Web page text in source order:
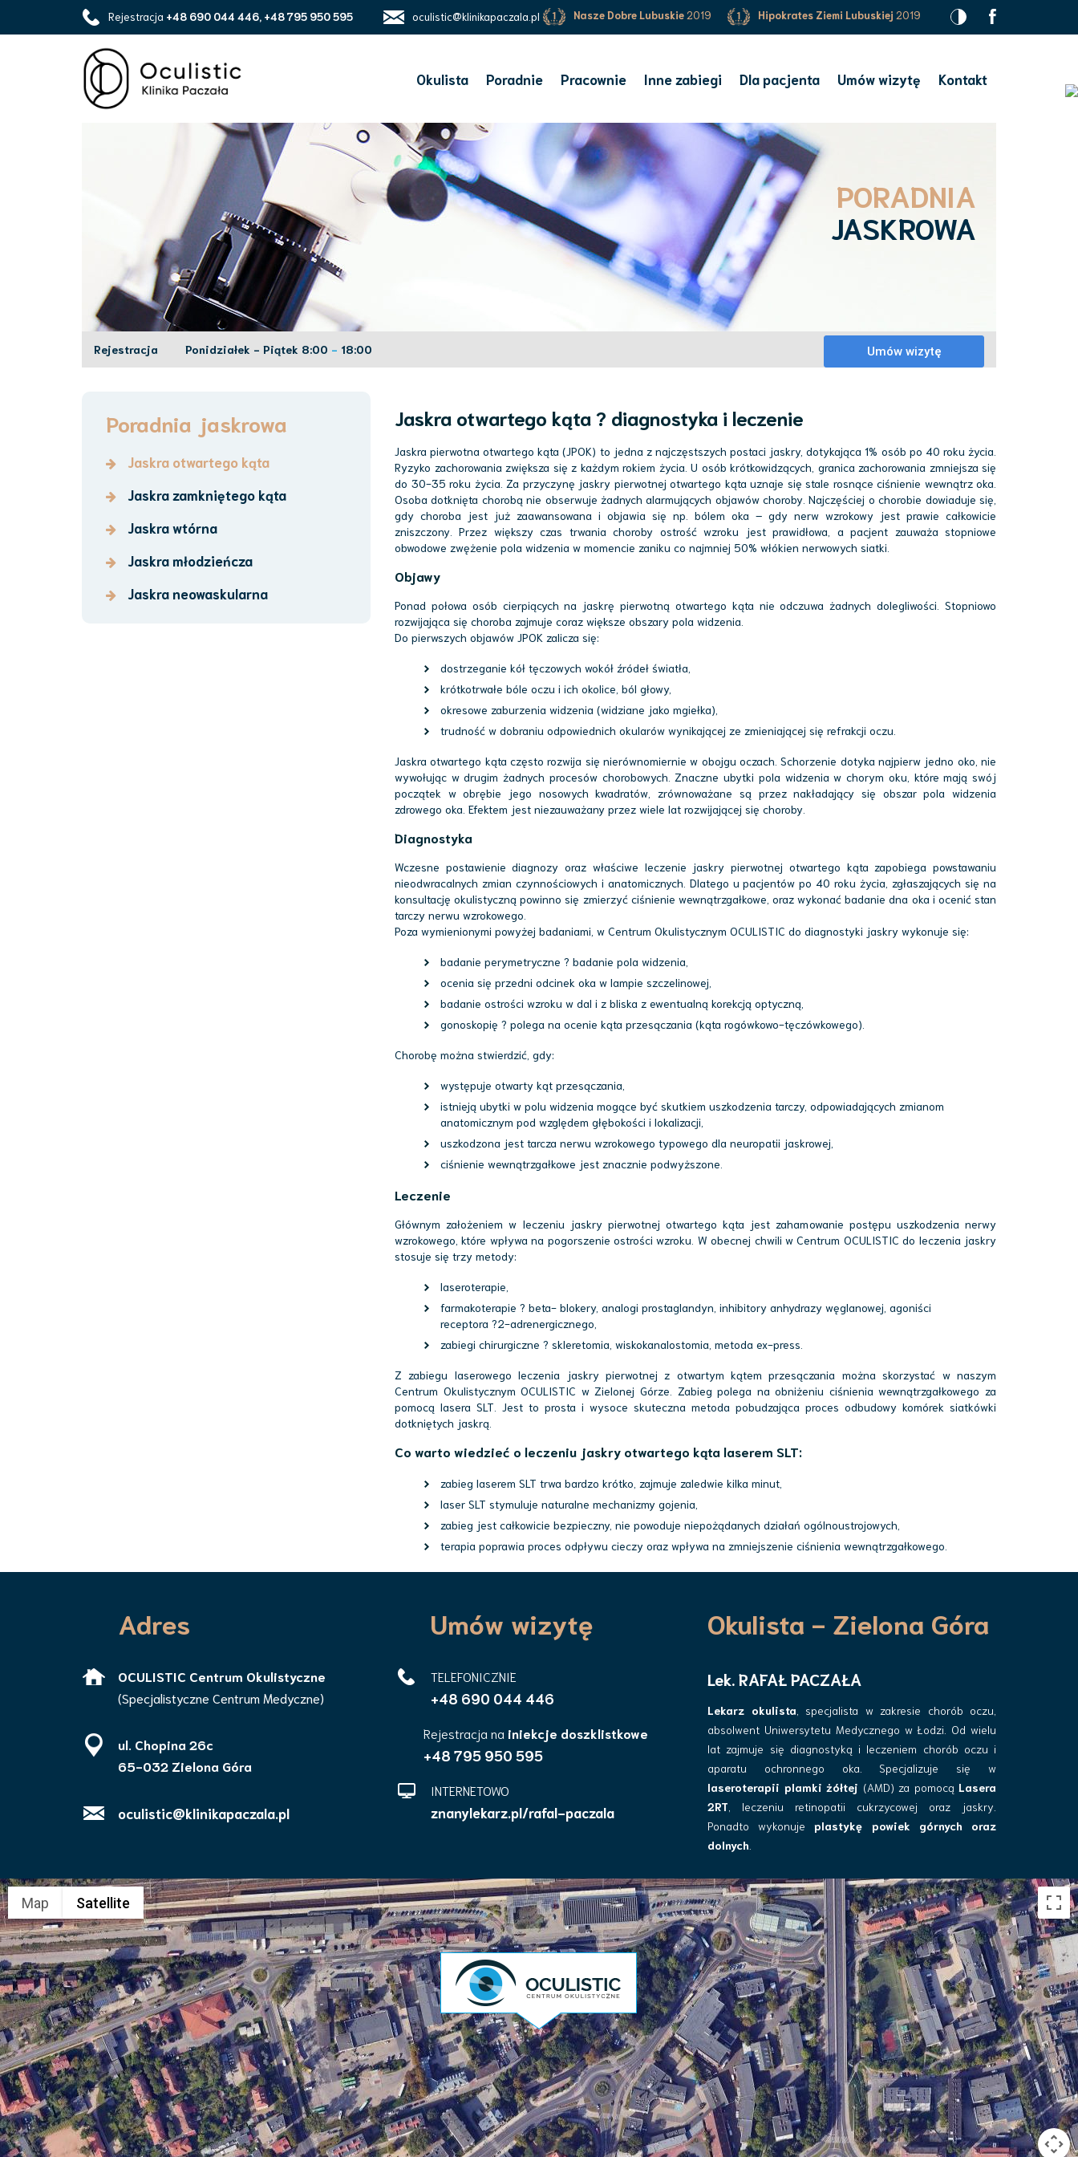
Rejestracja +48 690 044 446, +48 795 950 595 oculistic@klinikapaczala.pl Hipokrates Ziemi Lubuskiej 2019
Nasze Dobre Lubuskie 2019
Okulista Poradnie Pracownie Inne zabiegi Dla pacjenta Umów wizytę Kontakt
PORADNIA
JASKROWA
Rejestracja Ponidziałek - Piątek 8:00 - 18:00
Poradnia jaskrowa
Jaskra otwartego kąta
Jaskra zamkniętego kąta
Jaskra wtórna
Jaskra młodzieńcza
Jaskra neowaskularna
Jaskra otwartego kąta ? diagnostyka i leczenie
Jaskra pierwotna otwartego kąta (JPOK) to jedna z najczęstszych postaci jaskry, dotykająca 1% osób po 40 roku życia.
Ryzyko zachorowania zwiększa się z każdym rokiem życia. U osób krótkowidzących, granica zachorowania zmniejsza się
do 30-35 roku życia. Za przyczynę jaskry pierwotnej otwartego kąta uznaje się stale rosnące ciśnienie wewnątrz oka.
Osoba dotknięta chorobą nie obserwuje żadnych alarmujących objawów choroby. Najczęściej o chorobie dowiaduje się,
gdy choroba jest już zaawansowana i objawia się np. bólem oka – gdy nerw wzrokowy jest prawie całkowicie
zniszczony. Przez większy czas trwania choroby ostrość wzroku jest prawidłowa, a pacjent zauważa stopniowe
obwodowe zwężenie pola widzenia w momencie zaniku co najmniej 50% włókien nerwowych siatki.
Objawy
Ponad połowa osób cierpiących na jaskrę pierwotną otwartego kąta nie odczuwa żadnych dolegliwości. Stopniowo
rozwijająca się choroba zajmuje coraz większe obszary pola widzenia.
Do pierwszych objawów JPOK zalicza się:
dostrzeganie kół tęczowych wokół źródeł światła,
krótkotrwałe bóle oczu i ich okolice, ból głowy,
okresowe zaburzenia widzenia (widziane jako mgiełka),
trudność w dobraniu odpowiednich okularów wynikającej ze zmieniającej się refrakcji oczu.
Jaskra otwartego kąta często rozwija się nierównomiernie w obojgu oczach. Schorzenie dotyka najpierw jedno oko, nie
wywołując w drugim żadnych procesów chorobowych. Znaczne ubytki pola widzenia w chorym oku, które mają swój
początek w obrębie jego nosowych kwadratów, zrównoważane są przez nakładający się obszar pola widzenia
zdrowego oka. Efektem jest niezauważany przez wiele lat rozwijającej się choroby.
Diagnostyka
Wczesne postawienie diagnozy oraz właściwe leczenie jaskry pierwotnej otwartego kąta zapobiega powstawaniu
nieodwracalnych zmian czynnościowych i anatomicznych. Dlatego u pacjentów po 40 roku życia, zgłaszających się na
konsultację okulistyczną powinno się zmierzyć ciśnienie wewnątrzgałkowe, oraz wykonać badanie dna oka i ocenić stan
tarczy nerwu wzrokowego.
Poza wymienionymi powyżej badaniami, w Centrum Okulistycznym OCULISTIC do diagnostyki jaskry wykonuje się:
badanie perymetryczne ? badanie pola widzenia,
ocenia się przedni odcinek oka w lampie szczelinowej,
badanie ostrości wzroku w dal i z bliska z ewentualną korekcją optyczną,
gonoskopię ? polega na ocenie kąta przesączania (kąta rogówkowo-tęczówkowego).
Chorobę można stwierdzić, gdy:
występuje otwarty kąt przesączania,
istnieją ubytki w polu widzenia mogące być skutkiem uszkodzenia tarczy, odpowiadających zmianom
anatomicznym pod względem głębokości i lokalizacji,
uszkodzona jest tarcza nerwu wzrokowego typowego dla neuropatii jaskrowej,
ciśnienie wewnątrzgałkowe jest znacznie podwyższone.
Leczenie
Głównym założeniem w leczeniu jaskry pierwotnej otwartego kąta jest zahamowanie postępu uszkodzenia nerwy
wzrokowego, które wpływa na pogorszenie ostrości wzroku. W obecnej chwili w Centrum OCULISTIC do leczenia jaskry
stosuje się trzy metody:
laseroterapie,
farmakoterapie ? beta- blokery, analogi prostaglandyn, inhibitory anhydrazy węglanowej, agoniści
receptora ?2-adrenergicznego,
zabiegi chirurgiczne ? skleretomia, wiskokanalostomia, metoda ex-press.
Z zabiegu laserowego leczenia jaskry pierwotnej z otwartym kątem przesączania można skorzystać w naszym
Centrum Okulistycznym OCULISTIC w Zielonej Górze. Zabieg polega na obniżeniu ciśnienia wewnątrzgałkowego za
pomocą lasera SLT. Jest to prosta i wysoce skuteczna metoda pobudzająca proces odbudowy komórek siatkówki
dotkniętych jaskrą.
Co warto wiedzieć o leczeniu jaskry otwartego kąta laserem SLT:
zabieg laserem SLT trwa bardzo krótko, zajmuje zaledwie kilka minut,
laser SLT stymuluje naturalne mechanizmy gojenia,
zabieg jest całkowicie bezpieczny, nie powoduje niepożądanych działań ogólnoustrojowych,
terapia poprawia proces odpływu cieczy oraz wpływa na zmniejszenie ciśnienia wewnątrzgałkowego.
Adres
OCULISTIC Centrum Okulistyczne
(Specjalistyczne Centrum Medyczne)
ul. Chopina 26c
65-032 Zielona Góra
oculistic@klinikapaczala.pl
Umów wizytę
TELEFONICZNIE
+48 690 044 446
Rejestracja na iniekcje doszklistkowe
+48 795 950 595
INTERNETOWO
znanylekarz.pl/rafal-paczala
Okulista - Zielona Góra
Lek. RAFAŁ PACZAŁA
Lekarz okulista , specjalista w zakresie chorób oczu,
absolwent Uniwersytetu Medycznego w Łodzi. Od wielu
lat zajmuje się diagnostyką i leczeniem chorób oczu i
aparatu ochronnego oka. Specjalizuje się w
laseroterapii plamki żółtej (AMD) za pomocą Lasera
2RT , leczeniu retinopatii cukrzycowej oraz jaskry.
Ponadto wykonujeplastykę powiek górnych oraz
dolnych
Map Satellite